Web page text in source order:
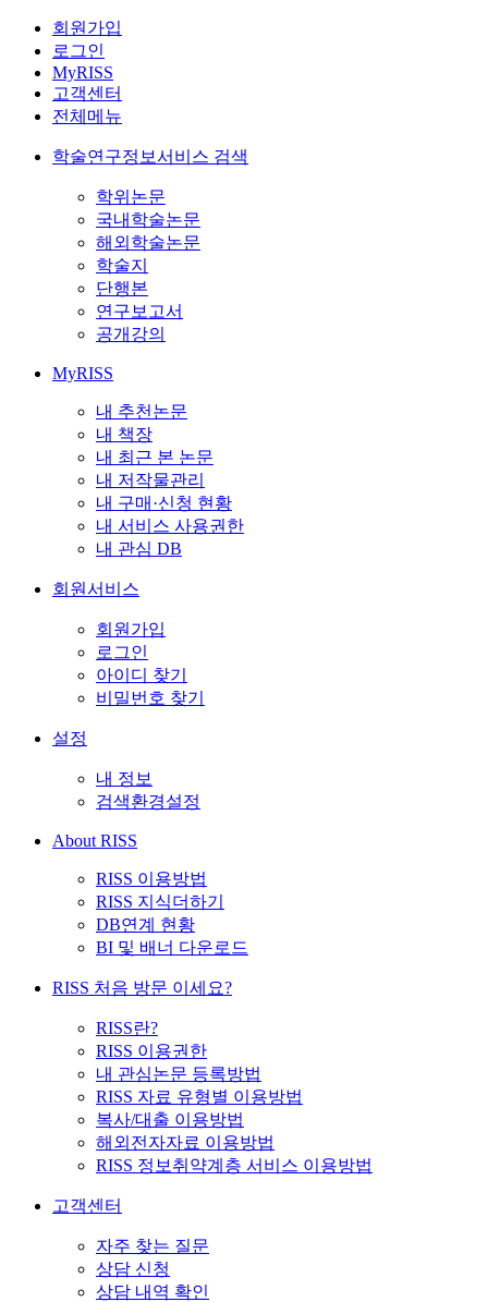
회원가입
로그인
MyRISS
고객센터
전체메뉴
학술연구정보서비스 검색
학위논문
국내학술논문
해외학술논문
학술지
단행본
연구보고서
공개강의
MyRISS
내 추천논문
내 책장
내 최근 본 논문
내 저작물관리
내 구매·신청 현황
내 서비스 사용권한
내 관심 DB
회원서비스
회원가입
로그인
아이디 찾기
비밀번호 찾기
설정
내 정보
검색환경설정
About RISS
RISS 이용방법
RISS 지식더하기
DB연계 현황
BI 및 배너 다운로드
RISS 처음 방문 이세요?
RISS란?
RISS 이용권한
내 관심논문 등록방법
RISS 자료 유형별 이용방법
복사/대출 이용방법
해외전자자료 이용방법
RISS 정보취약계층 서비스 이용방법
고객센터
자주 찾는 질문
상담 신청
상담 내역 확인